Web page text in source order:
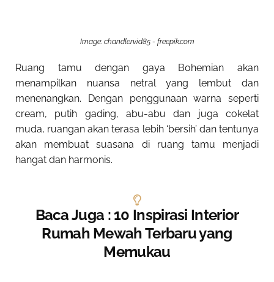
Image: chandlervid85 - freepik.com
Ruang tamu dengan gaya Bohemian akan
menampilkan nuansa netral yang lembut dan
menenangkan. Dengan penggunaan warna seperti
cream, putih gading, abu-abu dan juga cokelat
muda, ruangan akan terasa lebih ‘bersih’ dan tentunya
akan membuat suasana di ruang tamu menjadi
hangat dan harmonis.
Baca Juga : 10 Inspirasi Interior
Rumah Mewah Terbaru yang
Memukau